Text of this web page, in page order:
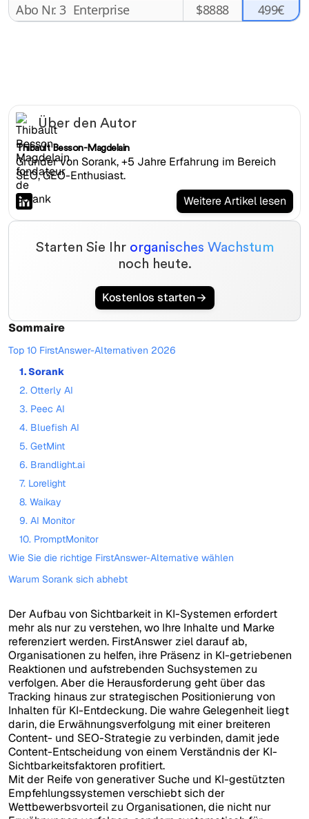
Abo Nr. 3 Enterprise $8888 499€
Über den Autor
Thibault Besson-Magdelain
Gründer von Sorank, +5 Jahre Erfahrung im Bereich
SEO, GEO-Enthusiast.
Weitere Artikel lesen
Starten Sie Ihr organisches Wachstum
noch heute.
Kostenlos starten
Sommaire
Top 10 FirstAnswer-Alternativen 2026
1. Sorank
2. Otterly AI
3. Peec AI
4. Bluefish AI
5. GetMint
6. Brandlight.ai
7. Lorelight
8. Waikay
9. AI Monitor
10. PromptMonitor
Wie Sie die richtige FirstAnswer-Alternative wählen
Warum Sorank sich abhebt
Der Aufbau von Sichtbarkeit in KI-Systemen erfordert
mehr als nur zu verstehen, wo Ihre Inhalte und Marke
referenziert werden. FirstAnswer ziel darauf ab,
Organisationen zu helfen, ihre Präsenz in KI-getriebenen
Reaktionen und aufstrebenden Suchsystemen zu
verfolgen. Aber die Herausforderung geht über das
Tracking hinaus zur strategischen Positionierung von
Inhalten für KI-Entdeckung. Die wahre Gelegenheit liegt
darin, die Erwähnungsverfolgung mit einer breiteren
Content- und SEO-Strategie zu verbinden, damit jede
Content-Entscheidung von einem Verständnis der KI-
Sichtbarkeitsfaktoren profitiert.
Mit der Reife von generativer Suche und KI-gestützten
Empfehlungssystemen verschiebt sich der
Wettbewerbsvorteil zu Organisationen, die nicht nur